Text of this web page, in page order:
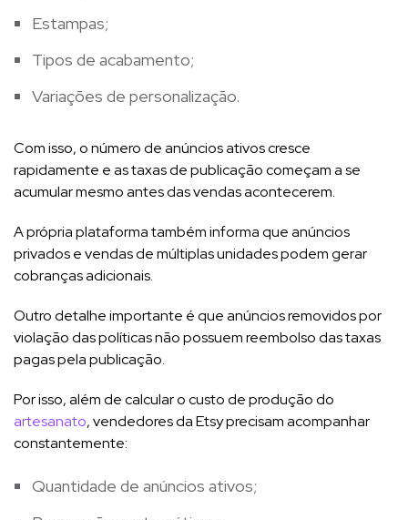
Estampas;
Tipos de acabamento;
Variações de personalização.
Com isso, o número de anúncios ativos cresce
rapidamente e as taxas de publicação começam a se
acumular mesmo antes das vendas acontecerem.
A própria plataforma também informa que anúncios
privados e vendas de múltiplas unidades podem gerar
cobranças adicionais.
Outro detalhe importante é que anúncios removidos por
violação das políticas não possuem reembolso das taxas
pagas pela publicação.
Por isso, além de calcular o custo de produção do
artesanato, vendedores da Etsy precisam acompanhar
constantemente:
Quantidade de anúncios ativos;